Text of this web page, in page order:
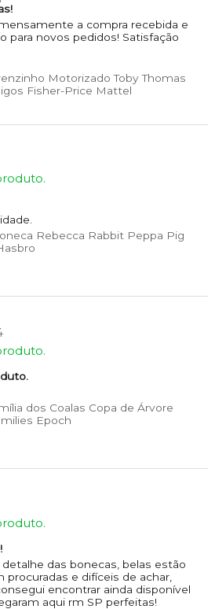
a compra recebida e
para novos pedidos! Satisfação
Motorizado Toby Thomas
Fisher-Price Mattel
Rebecca Rabbit Peppa Pig
dos Coalas Copa de Árvore
Epoch
das bonecas, belas estão
procuradas e difíceis de achar,
encontrar ainda disponível
aqui rm SP perfeitas!